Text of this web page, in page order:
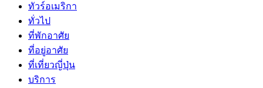
ทัวร์อเมริกา
ทั่วไป
ที่พักอาศัย
ที่อยู่อาศัย
ที่เที่ยวญี่ปุ่น
บริการ